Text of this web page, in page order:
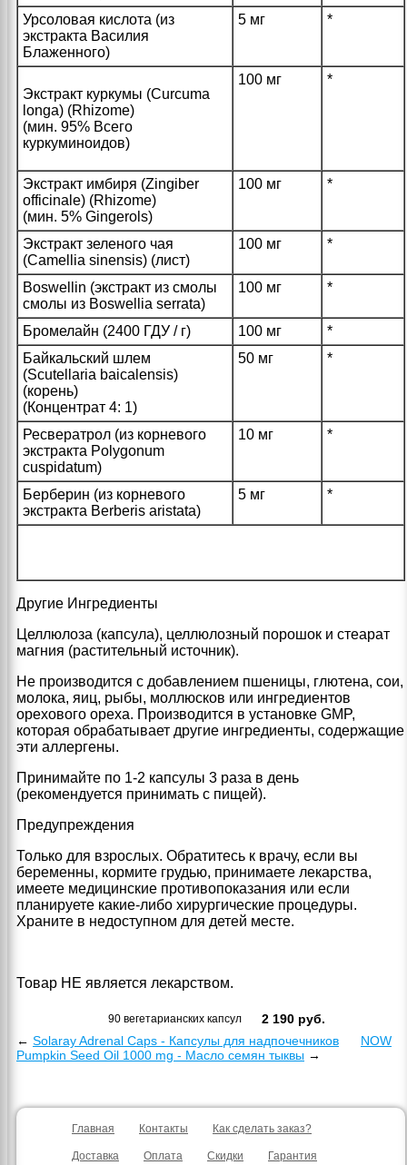
Урсоловая кислота (из
экстракта Василия
Блаженного)
5 мг *
Экстракт куркумы (Curcuma
longa) (Rhizome)
(мин. 95% Всего
куркуминоидов)
100 мг *
Экстракт имбиря (Zingiber
officinale) (Rhizome)
(мин. 5% Gingerols)
100 мг *
Экстракт зеленого чая
(Camellia sinensis) (лист)
100 мг *
Boswellin (экстракт из смолы
смолы из Boswellia serrata)
100 мг *
Бромелайн (2400 ГДУ / г) 100 мг
*
Байкальский шлем
(Scutellaria baicalensis)
(корень)
(Концентрат 4: 1)
50 мг *
Ресвератрол (из корневого
экстракта Polygonum
cuspidatum)
10 мг *
Берберин (из корневого
экстракта Berberis aristata)
5 мг *
Другие Ингредиенты
Целлюлоза (капсула), целлюлозный порошок и стеарат
магния (растительный источник).
Не производится с добавлением пшеницы, глютена, сои,
молока, яиц, рыбы, моллюсков или ингредиентов
орехового ореха. Производится в установке GMP,
которая обрабатывает другие ингредиенты, содержащие
эти аллергены.
Принимайте по 1-2 капсулы 3 раза в день
(рекомендуется принимать с пищей).
Предупреждения
Только для взрослых. Обратитесь к врачу, если вы
беременны, кормите грудью, принимаете лекарства,
имеете медицинские противопоказания или если
планируете какие-либо хирургические процедуры.
Храните в недоступном для детей месте.
Товар НЕ является лекарством.
90 вегетарианских капсул 2 190 руб.
← Solaray Adrenal Caps - Капсулы для надпочечников
NOW
Pumpkin Seed Oil 1000 mg - Масло семян тыквы →
Главная Контакты Как сделать заказ?
Доставка Оплата Скидки Гарантия